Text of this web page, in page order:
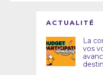
ACTUALITÉ
La
vos